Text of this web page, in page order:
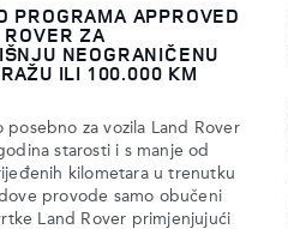
PROGRAMA APPROVED
ZA
NEOGRANIČENU
ILI 100.000 KM
posebno za vozila Land Rover
starosti i s manje od
kilometara u trenutku
provode samo obučeni
Land Rover primjenjujući